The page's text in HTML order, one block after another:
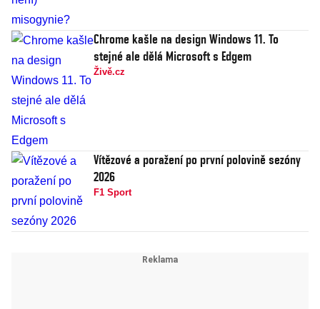
Chrome kašle na design Windows 11. To
stejné ale dělá Microsoft s Edgem
Živě.cz
Vítězové a poražení po první polovině sezóny
2026
F1 Sport